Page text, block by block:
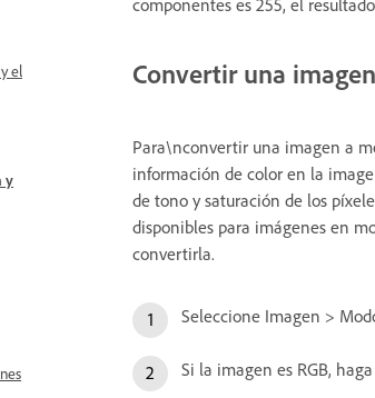
el
y
Convertir una
Para\nconvertir una imagen a
información de color en la
de tono y saturación de los
disponibles para imágenes en
convertirla.
Seleccione Imagen >
Si la imagen es RGB,